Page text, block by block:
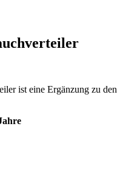
ist eine Ergänzung zu den